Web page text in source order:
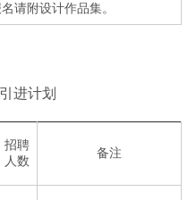
请附设计作品集。
进计划
招聘
人数
备注